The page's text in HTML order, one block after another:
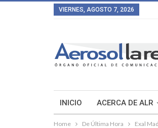
VIERNES, AGOSTO 7, 2026
INICIO ACERCA DE ALR
Home De Última Hora Exal